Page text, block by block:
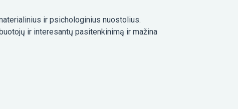
ir psichologinius nuostolius.
ir interesantų pasitenkinimą ir mažina